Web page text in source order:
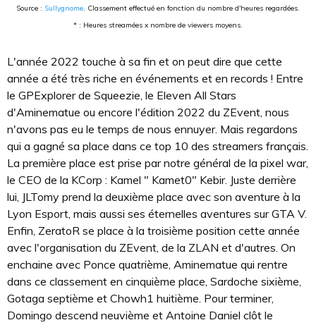
Source : Sullygnome. Classement effectué en fonction du nombre d'heures regardées.
* : Heures streamées x nombre de viewers moyens.
L'année 2022 touche à sa fin et on peut dire que cette
année a été très riche en événements et en records ! Entre
le GPExplorer de Squeezie, le Eleven All Stars
d'Aminematue ou encore l'édition 2022 du ZEvent, nous
n'avons pas eu le temps de nous ennuyer. Mais regardons
qui a gagné sa place dans ce top 10 des streamers français.
La première place est prise par notre général de la pixel war,
le CEO de la KCorp : Kamel " Kamet0" Kebir. Juste derrière
lui, JLTomy prend la deuxième place avec son aventure à la
Lyon Esport, mais aussi ses éternelles aventures sur GTA V.
Enfin, ZeratoR se place à la troisième position cette année
avec l'organisation du ZEvent, de la ZLAN et d'autres. On
enchaine avec Ponce quatrième, Aminematue qui rentre
dans ce classement en cinquième place, Sardoche sixième,
Gotaga septième et Chowh1 huitième. Pour terminer,
Domingo descend neuvième et Antoine Daniel clôt le